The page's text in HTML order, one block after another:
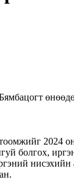
2024
болгох,